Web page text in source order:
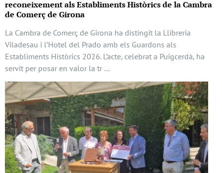
reconeixement als Establiments Històrics de la Cambra
de Comerç de Girona
La Cambra de Comerç de Girona ha distingit la Llibreria
Viladesau i l’Hotel del Prado amb els Guardons als
Establiments Històrics 2026. L’acte, celebrat a Puigcerdà, ha
servit per posar en valor la tr …